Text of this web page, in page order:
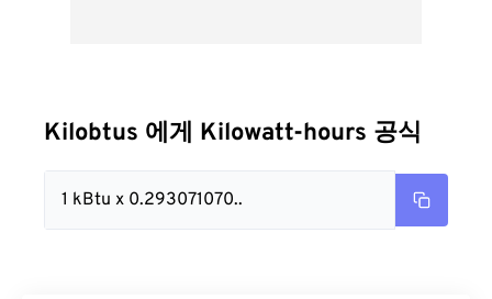
Kilobtus 에게 Kilowatt-hours 공식
1 kBtu x 0.293071070..